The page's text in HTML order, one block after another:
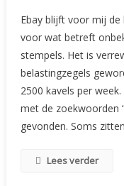
Ebay blijft voor mij
voor wat betreft
stempels. Het is
belastingzegels
2500 kavels per
met de zoekwoorden
gevonden. Soms
Lees verder